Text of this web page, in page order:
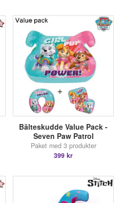
Bälteskudde Value Pack -
Seven Paw Patrol
Paket med 3 produkter
399 kr